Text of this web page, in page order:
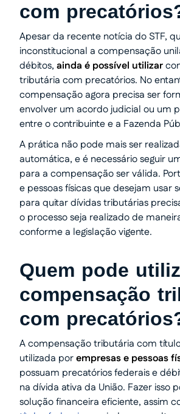
com
Apesar da recente notícia do STF,
inconstitucional a compensação
débitos, ainda é possível utilizar
tributária com precatórios. No
compensação agora precisa ser
envolver um acordo judicial ou um
entre o contribuinte e a Fazenda
A prática não pode mais ser
automática, e é necessário seguir
para a compensação ser válida.
e pessoas físicas que desejam usar
para quitar dívidas tributárias
o processo seja realizado de
conforme a legislação vigente.
Quem pode
compensação
com
A compensação tributária com
utilizada porempresas e pessoas
possuam precatórios federais e
na dívida ativa da União. Fazer isso
solução financeira eficiente, assim